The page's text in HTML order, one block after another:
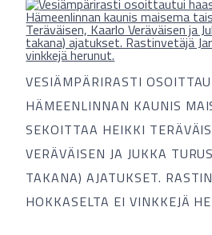
VESIÄMPÄRIRASTI
HÄMEENLINNAN KAUNIS
SEKOITTAA HEIKKI
VERÄVÄISEN JA JUKKA
TAKANA) AJATUKSET.
HOKKASELTA EI VINKKEJÄ